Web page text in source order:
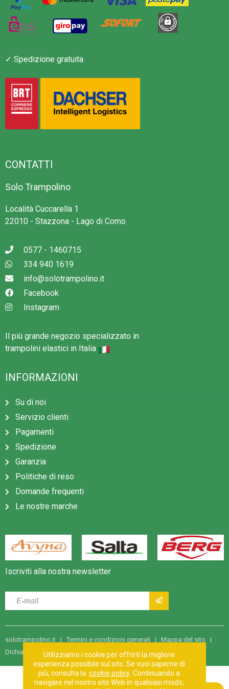
sicuro. Poiché la sicurezza è la nostra priorità numero uno,
forniamo anche una scala gratuita per facilitare la salita e la
molle che il telaio per una maggiore sicurezza durante il
salto.
Il bordo protettivo è disponibile nei colori verde, grigio o
grigio mimetico.
di caduta e di soffocamento di piccole parti.
Un utente alla volta. Rischio di collisione.
Lasciare uno spazio libero di almeno 2 metri libero da
Lasciare almeno 7 metri di altezza libera misurata dal
suolo.
Il trampolino è destinato esclusivamente all’uso all’aperto.
Leggere il manuale di istruzioni e conservarlo per future
consultazioni.
✓ Spedizione gratuita
CONTATTI
Solo Trampolino
Località Cuccarella 1
22010 - Stazzona - Lago di Como
0577 - 1460715
334 940 1619
info@solotrampolino.it
Facebook
Instagram
Il più grande negozio specializzato in
trampolini elastici in Italia
INFORMAZIONI
Su di noi
Servizio clienti
Pagamenti
Spedizione
Garanzia
Politiche di reso
Domande frequenti
Le nostre marche
Iscriviti alla nostra newsletter
solotrampolino.it | Termini e condizioni generali | Mappa del sito |
Dichiarazione sulla privacy | Impressum | Sito web di:
Utilizziamo i cookie per offrirti la migliore
esperienza possibile sul sito. Se vuoi saperne di
più, consulta lacookie policy Continuando a
navigare nel nostro sito Web in qualsiasi modo,